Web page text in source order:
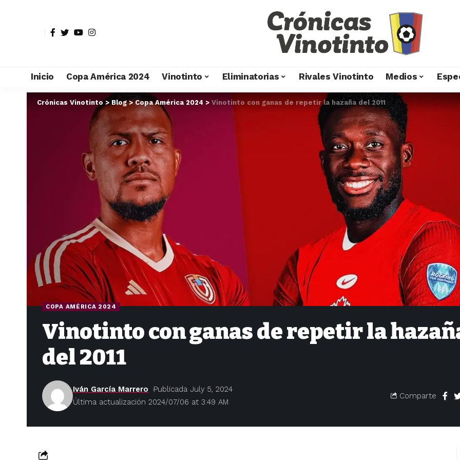
Inicio Copa América 2024 Vinotinto Eliminatorias Rivales Vinotinto Medios
Crónicas Vinotinto>Blog>Copa América 2024 > Vinotinto con ganas de repetir la hazaña del 2011
COPA AMÉRICA 2024
Vinotinto con ganas de repetir la
del 2011
Última actualización 2024/07/06 at 3:49 AM
Iván García Marrero Publicada July 5, 2024
Comparte